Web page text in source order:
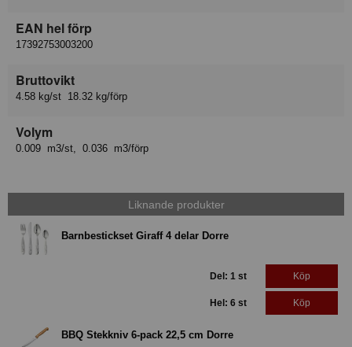
EAN hel förp
17392753003200
Bruttovikt
4.58 kg/st 18.32 kg/förp
Volym
0.009 m3/st, 0.036 m3/förp
Liknande produkter
Barnbestickset Giraff 4 delar Dorre
Del: 1 st Köp
Hel: 6 st Köp
BBQ Stekkniv 6-pack 22,5 cm Dorre